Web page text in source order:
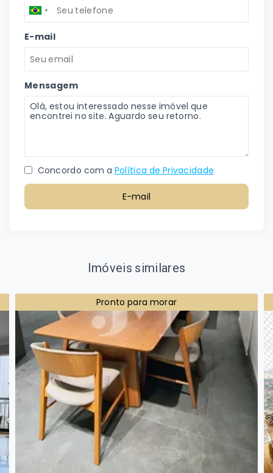
E-mail
Mensagem
Concordo com a Política de Privacidade
E-mail
Imóveis similares
Pronto para morar